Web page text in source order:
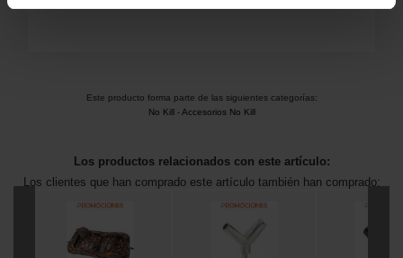
Este producto forma parte de las siguientes categorías:
No Kill-Accesorios No Kill
Los productos relacionados con este artículo:
Los clientes que han comprado este artículo también han comprado: